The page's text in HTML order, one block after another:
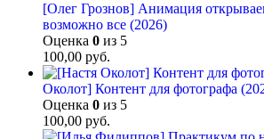
[Олег Грознов] Анимация
возможно все (2026)
Оценка 0 из 5
100,00 руб.
Околот] Контент для фотографа
Оценка 0 из 5
100,00 руб.